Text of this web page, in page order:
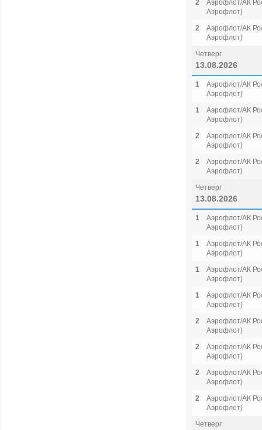
2
Аэрофлот/АК
Аэрофлот)
2
Аэрофлот/АК
Аэрофлот)
Четверг
13.08.2026
1
Аэрофлот/АК
Аэрофлот)
1
Аэрофлот/АК
Аэрофлот)
2
Аэрофлот/АК
Аэрофлот)
2
Аэрофлот/АК
Аэрофлот)
Четверг
13.08.2026
1
Аэрофлот/АК
Аэрофлот)
1
Аэрофлот/АК
Аэрофлот)
1
Аэрофлот/АК
Аэрофлот)
1
Аэрофлот/АК
Аэрофлот)
2
Аэрофлот/АК
Аэрофлот)
2
Аэрофлот/АК
Аэрофлот)
2
Аэрофлот/АК
Аэрофлот)
2
Аэрофлот/АК
Аэрофлот)
Четверг